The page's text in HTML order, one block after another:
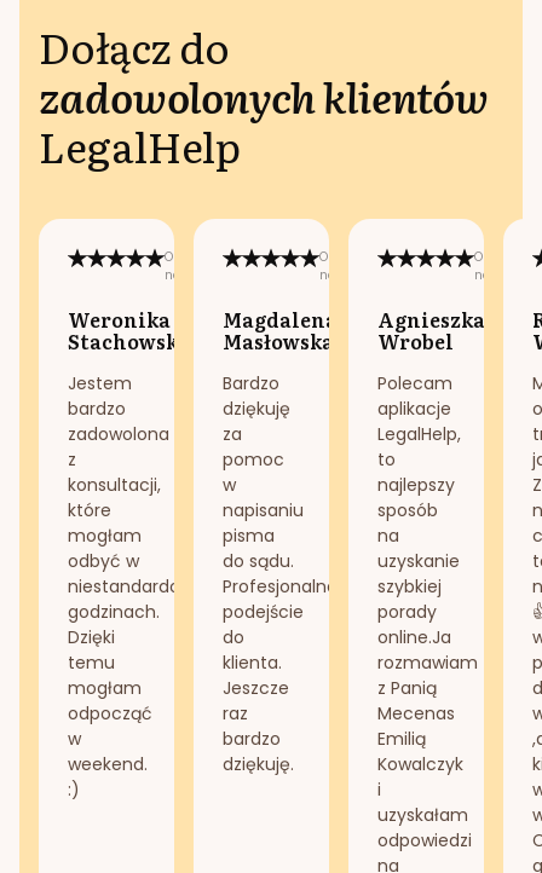
Dołącz do
zadowolonych klientów
LegalHelp
Opublikowano
na:
Weronika
Stachowska
Jestem
bardzo
zadowolona
z
konsultacji,
które
mogłam
odbyć w
niestandardowych
godzinach.
Dzięki
temu
mogłam
odpocząć
w
weekend.
:)
Opublikowano
na:
Magdalena
Masłowska
Bardzo
dziękuję
za
pomoc
w
napisaniu
pisma
do sądu.
Profesjonalne
podejście
do
klienta.
Jeszcze
raz
bardzo
dziękuję.
na:
Agnieszka
Wrobel
Polecam
aplikacje
LegalHelp,
to
najlepszy
sposób
na
uzyskanie
szybkiej
porady
online.Ja
rozmawiam
z Panią
Mecenas
Emilią
Kowalczyk
i
uzyskałam
odpowiedzi
na